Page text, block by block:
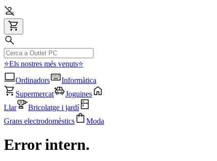
⭐Els nostres més venuts⭐
Ordinadors
Informàtica
Supermercat
Joguines
Llar
Bricolatge i jardí
Grans electrodomèstics
Moda
Error intern.